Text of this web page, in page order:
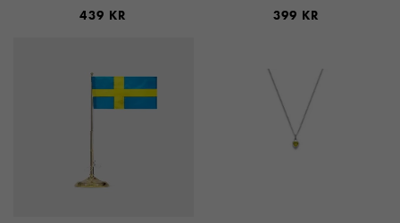
439 KR 399 KR